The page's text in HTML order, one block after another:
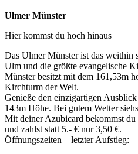
Ulmer Münster
Hier kommst du hoch hinaus
Das Ulmer Münster ist das weithin
Ulm und die größte evangelische
Münster besitzt mit dem 161,53m
Kirchturm der Welt.
Genieße den einzigartigen
143m Höhe. Bei gutem Wetter
Mit deiner Azubicard bekommst
und zahlst statt 5.- € nur 3,50 €.
Öffnungszeiten – letzter Aufstieg: